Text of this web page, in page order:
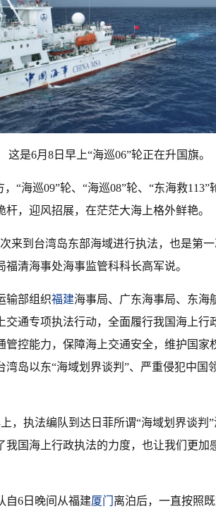
这是6月8日早上“海巡06”轮正在升国旗。
，“海巡09”轮、“海巡08”轮、“东海救
杆，迎风招展，在茫茫大海上格外鲜艳。
来到台湾岛东部海域进行执法，也是第
福清海事处海事监管科科长高军说。
输部组织福建海事局、广东海事局、东海
交通专项执法行动，全面履行我国海上行
管控能力，保障海上交通安全，维护国家
湾岛以东“海域划界谈判”、严重侵犯中国
，执法编队到达日菲所谓“海域划界谈判
我国海上行政执法的力度，也让我们更加
自6日晚间从福建厦门 离泊后，一直按照